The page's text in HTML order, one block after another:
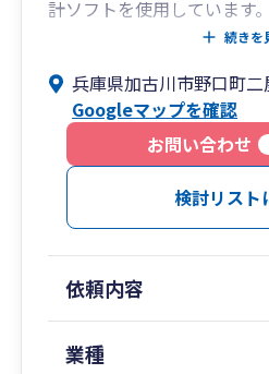
計ソフトを使用しています。
現在の顧問先は、兵庫県内
税理士1名で運営しています
ることが特徴です。
続きを
兵庫県加古川市野口町
Googleマップを確認
お問い合わせ
検討リスト
依頼内容
業種